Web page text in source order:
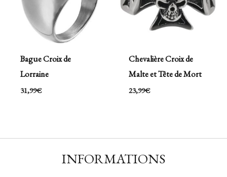
Bague Croix de
Lorraine
31,99€
Chevalière Croix de
Malte et Tête de Mort
23,99€
INFORMATIONS